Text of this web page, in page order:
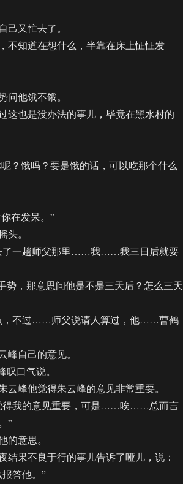
又忙去了。
知道在想什么，半靠在床上怔怔发
他饿不饿。
也是没办法的事儿，毕竟在黑水村的
饿吗？要是饿的话，可以吃那个什么
在发呆。”
。
一趟师父那里……我……我三日后就要
，那意思问他是不是三天后？怎么三天
不过……师父说请人算过，他……曹鹤
自己的意见。
口气说。
峰他觉得朱云峰的意见非常重要。
我的意见重要，可是……唉……总而言
”
意思。
果不良于行的事儿告诉了哑儿，说：
答他。”